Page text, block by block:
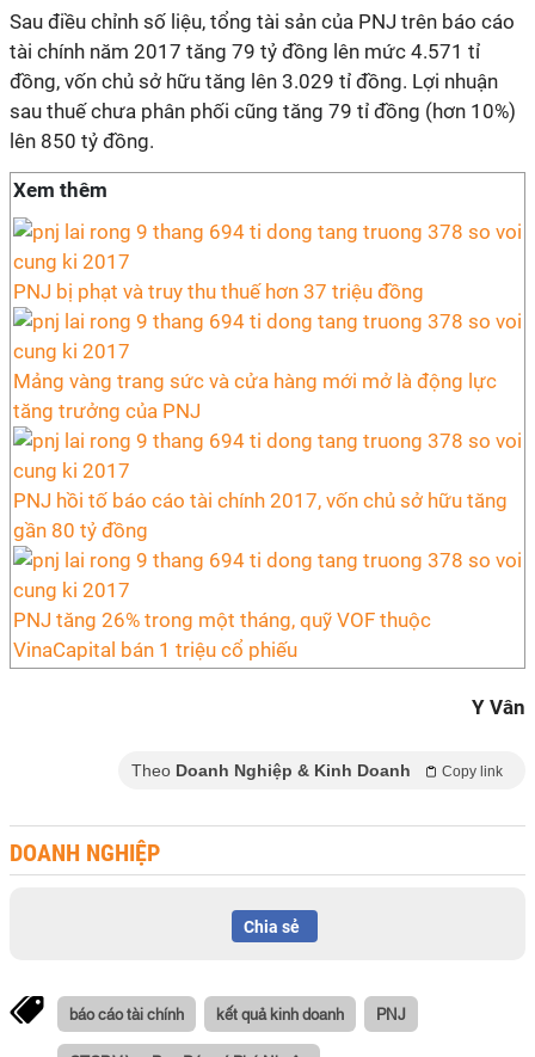
Sau điều chỉnh số liệu, tổng tài sản của PNJ trên báo cáo
tài chính năm 2017 tăng 79 tỷ đồng lên mức 4.571 tỉ
đồng, vốn chủ sở hữu tăng lên 3.029 tỉ đồng. Lợi nhuận
sau thuế chưa phân phối cũng tăng 79 tỉ đồng (hơn 10%)
lên 850 tỷ đồng.
Xem thêm
PNJ bị phạt và truy thu thuế hơn 37 triệu đồng
Mảng vàng trang sức và cửa hàng mới mở là động lực
tăng trưởng của PNJ
PNJ hồi tố báo cáo tài chính 2017, vốn chủ sở hữu tăng
gần 80 tỷ đồng
PNJ tăng 26% trong một tháng, quỹ VOF thuộc
VinaCapital bán 1 triệu cổ phiếu
Y Vân
Theo Doanh Nghiệp & Kinh Doanh Copy link
DOANH NGHIỆP
Chia sẻ
báo cáo tài chính kết quả kinh doanh PNJ